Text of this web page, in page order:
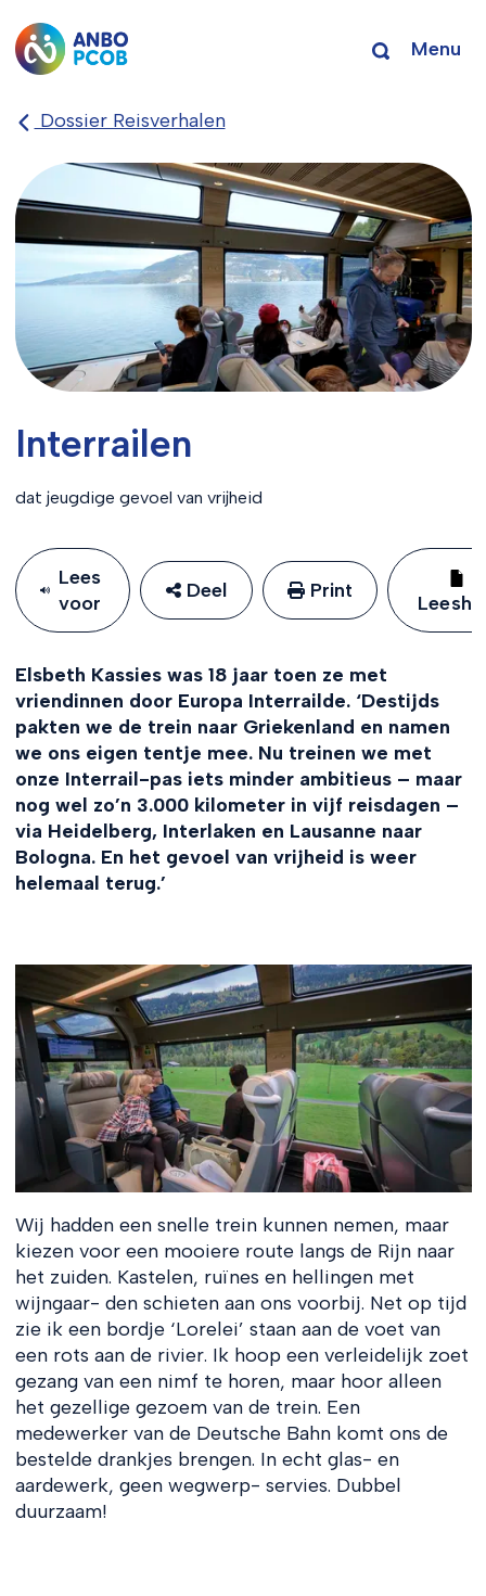
Menu
Dossier Reisverhalen
Interrailen
dat jeugdige gevoel van vrijheid
Lees
voor
Deel Print
Elsbeth Kassies was 18 jaar toen ze met
vriendinnen door Europa Interrailde. ‘Destijds
pakten we de trein naar Griekenland en namen
we ons eigen tentje mee. Nu treinen we met
onze Interrail-pas iets minder ambitieus – maar
nog wel zo’n 3.000 kilometer in vijf reisdagen –
via Heidelberg, Interlaken en Lausanne naar
Bologna. En het gevoel van vrijheid is weer
helemaal terug.’
Wij hadden een snelle trein kunnen nemen, maar
kiezen voor een mooiere route langs de Rijn naar
het zuiden. Kastelen, ruïnes en hellingen met
wijngaar- den schieten aan ons voorbij. Net op tijd
zie ik een bordje ‘Lorelei’ staan aan de voet van
een rots aan de rivier. Ik hoop een verleidelijk zoet
gezang van een nimf te horen, maar hoor alleen
het gezellige gezoem van de trein. Een
medewerker van de Deutsche Bahn komt ons de
bestelde drankjes brengen. In echt glas- en
aardewerk, geen wegwerp- servies. Dubbel
duurzaam!